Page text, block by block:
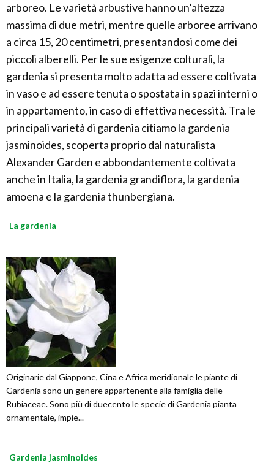
arboreo. Le varietà arbustive hanno un’altezza
massima di due metri, mentre quelle arboree arrivano
a circa 15, 20 centimetri, presentandosi come dei
piccoli alberelli. Per le sue esigenze colturali, la
gardenia si presenta molto adatta ad essere coltivata
in vaso e ad essere tenuta o spostata in spazi interni o
in appartamento, in caso di effettiva necessità. Tra le
principali varietà di gardenia citiamo la gardenia
jasminoides, scoperta proprio dal naturalista
Alexander Garden e abbondantemente coltivata
anche in Italia, la gardenia grandiflora, la gardenia
amoena e la gardenia thunbergiana.
La gardenia
Originarie dal Giappone, Cina e Africa meridionale le piante di
Gardenia sono un genere appartenente alla famiglia delle
Rubiaceae. Sono più di duecento le specie di Gardenia pianta
ornamentale, impie...
Gardenia jasminoides